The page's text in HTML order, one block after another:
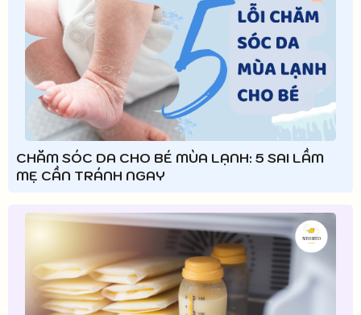
CHĂM SÓC DA CHO BÉ MÙA LẠNH: 5 SAI LẦM
MẸ CẦN TRÁNH NGAY